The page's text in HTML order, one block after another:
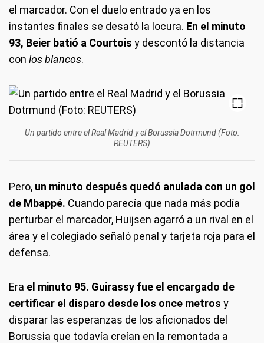
el marcador. Con el duelo entrado ya en los
instantes finales se desató la locura. En el minuto
93, Beier batió a Courtois y descontó la distancia
con los blancos.
Un partido entre el Real Madrid y el Borussia Dotrmund (Foto:
REUTERS)
Pero, un minuto después quedó anulada con un gol
de Mbappé. Cuando parecía que nada más podía
perturbar el marcador, Huijsen agarró a un rival en el
área y el colegiado señaló penal y tarjeta roja para el
defensa.
Era el minuto 95. Guirassy fue el encargado de
certificar el disparo desde los once metros y
disparar las esperanzas de los aficionados del
Borussia que todavía creían en la remontada a